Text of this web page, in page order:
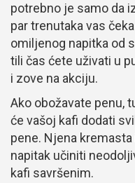
potrebno je samo da
par trenutaka vas
omiljenog napitka od
tili čas ćete uživati u
i zove na akciju.
Ako obožavate penu,
će vašoj kafi dodati
pene. Njena
napitak učiniti
kafi savršenim.